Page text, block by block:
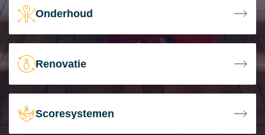
Onderhoud
Renovatie
Scoresystemen